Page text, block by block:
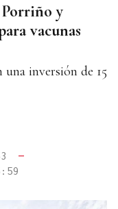
y
vacunas
inversión de 15
—